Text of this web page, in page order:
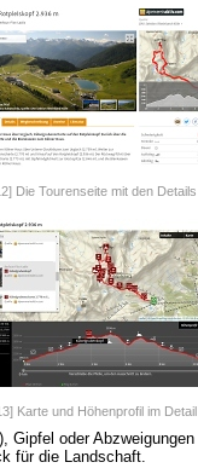
Die Tourenseite mit den Details
Karte und Höhenprofil im Detail
Gipfel oder Abzweigungen
für die Landschaft.